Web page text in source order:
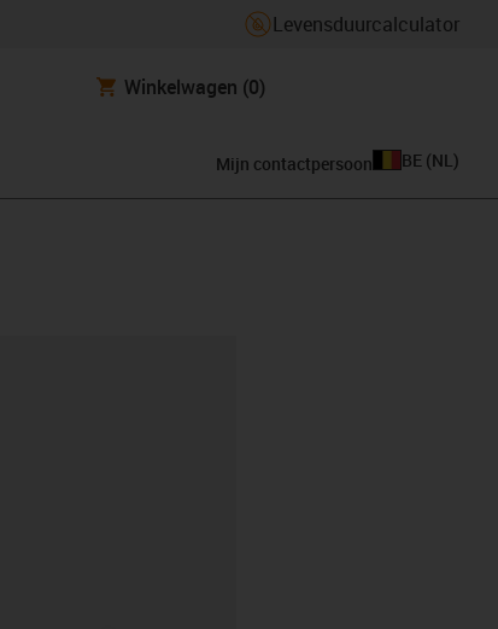
Levensduurcalculator
Winkelwagen (0)
Mijn contactpersoon BE (NL )